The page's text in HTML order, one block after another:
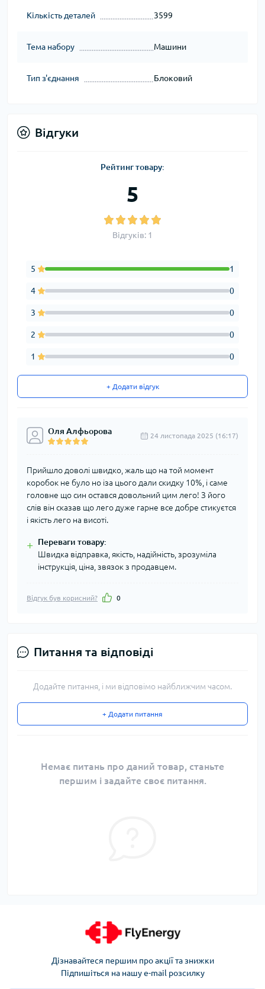
Кількість деталей 3599
Тема набору Машини
Тип з'єднання Блоковий
Відгуки
Рейтинг товару:
5
Відгуків: 1
5 1
4 0
3 0
2 0
1 0
+ Додати відгук
Оля Алфьорова 24 листопада 2025 (16:17)
Прийшло доволі швидко, жаль що на той момент
коробок не було но іза цього дали скидку 10%, і саме
головне що син остався довольний цим лего! З його
слів він сказав що лего дуже гарне все добре стикуєтся
і якість лего на висоті.
+ Переваги товару:
Швидка відправка, якість, надійність, зрозуміла
інструкція, ціна, звязок з продавцем.
Відгук був корисний? 0
Питання та відповіді
Додайте питання, і ми відповімо найближчим часом.
+ Додати питання
Немає питань про даний товар, станьте
першим і задайте своє питання.
Дізнавайтеся першим про акції та знижки
Підпишіться на нашу e-mail розсилку